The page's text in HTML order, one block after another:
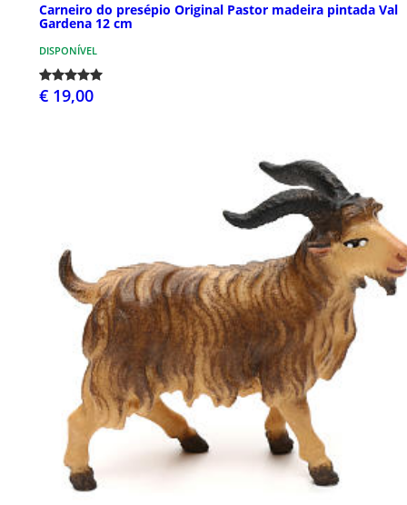
Carneiro do presépio Original Pastor madeira pintada Val
Gardena 12 cm
DISPONÍVEL
€ 19,00